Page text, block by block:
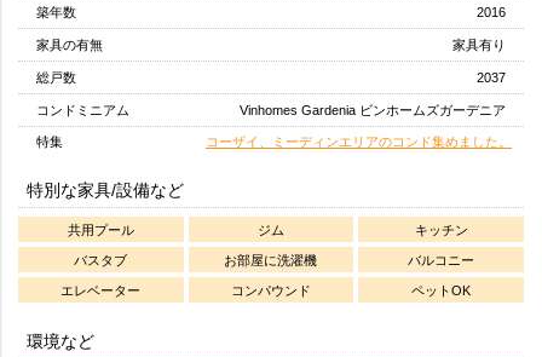
築年数 2016
家具の有無 家具有り
総戸数 2037
コンドミニアム Vinhomes Gardenia ビンホームズガーデニア
特集 コーザイ、ミーディンエリアのコンド集めました。
特別な家具/設備など
共用プール ジム キッチン
バスタブ お部屋に洗濯機 バルコニー
エレベーター コンパウンド ペットOK
環境など